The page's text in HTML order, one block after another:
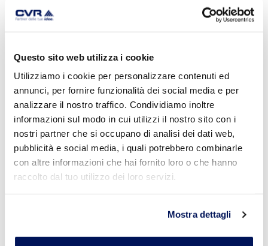
Questo sito web utilizza i cookie
Utilizziamo i cookie per personalizzare contenuti ed
annunci, per fornire funzionalità dei social media e per
analizzare il nostro traffico. Condividiamo inoltre
informazioni sul modo in cui utilizzi il nostro sito con i
nostri partner che si occupano di analisi dei dati web,
pubblicità e social media, i quali potrebbero combinarle
con altre informazioni che hai fornito loro o che hanno
raccolto dal tuo utilizzo dei loro servizi.
Mostra dettagli
totalmente esente da
ottima stabilità
dimensionale
completamente a base
minerale
eccellente lavorabilità
Destinazione d’uso
pavimentazioni interne
ed esterne di civili
abitazioni
terrazze, balconi,
commerciali